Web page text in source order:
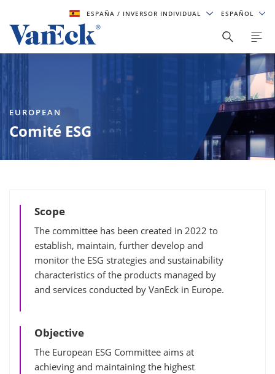
ESPAÑA/ INVERSOR INDIVIDUAL ESPAÑOL
EUROPEAN
Comité ESG
Scope
The committee has been created in 2022 to
establish, maintain, further develop and
monitor the ESG strategies and sustainability
characteristics of the products managed by
and services conducted by VanEck in Europe.
Objective
The European ESG Committee aims at
achieving and maintaining the highest